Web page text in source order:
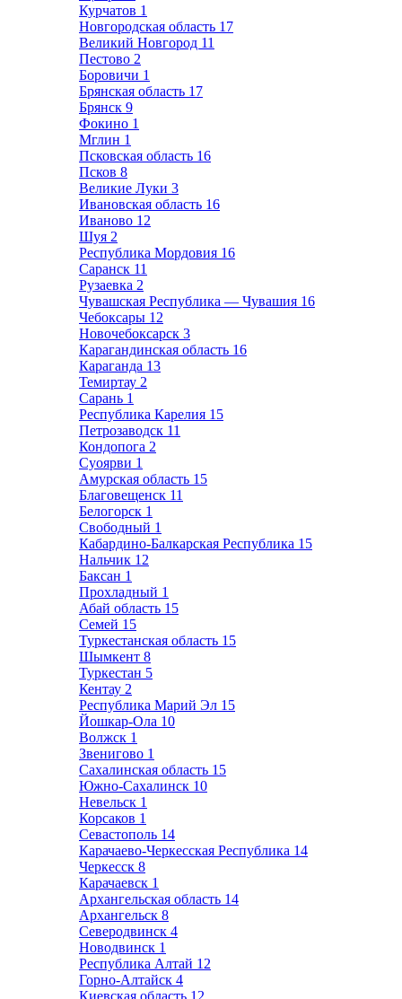
Курчатов 1
Новгородская область 17
Великий Новгород 11
Пестово 2
Боровичи 1
Брянская область 17
Брянск 9
Фокино 1
Мглин 1
Псковская область 16
Псков 8
Великие Луки 3
Ивановская область 16
Иваново 12
Шуя 2
Республика Мордовия 16
Саранск 11
Рузаевка 2
Чувашская Республика — Чувашия 16
Чебоксары 12
Новочебоксарск 3
Карагандинская область 16
Караганда 13
Темиртау 2
Сарань 1
Республика Карелия 15
Петрозаводск 11
Кондопога 2
Суоярви 1
Амурская область 15
Благовещенск 11
Белогорск 1
Свободный 1
Кабардино-Балкарская Республика 15
Нальчик 12
Баксан 1
Прохладный 1
Абай область 15
Семей 15
Туркестанская область 15
Шымкент 8
Туркестан 5
Кентау 2
Республика Марий Эл 15
Йошкар-Ола 10
Волжск 1
Звенигово 1
Сахалинская область 15
Южно-Сахалинск 10
Невельск 1
Корсаков 1
Севастополь 14
Карачаево-Черкесская Республика 14
Черкесск 8
Карачаевск 1
Архангельская область 14
Архангельск 8
Северодвинск 4
Новодвинск 1
Республика Алтай 12
Горно-Алтайск 4
Киевская область 12